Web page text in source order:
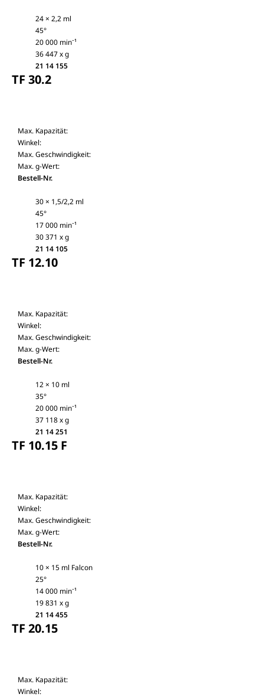
24 × 2,2 ml
45°
20 000 min⁻¹
36 447 x g
21 14 155
TF 30.2
Max. Kapazität:
Winkel:
Max. Geschwindigkeit:
Max. g-Wert:
Bestell-Nr.
30 × 1,5/2,2 ml
45°
17 000 min⁻¹
30 371 x g
21 14 105
TF 12.10
Max. Kapazität:
Winkel:
Max. Geschwindigkeit:
Max. g-Wert:
Bestell-Nr.
12 × 10 ml
35°
20 000 min⁻¹
37 118 x g
21 14 251
TF 10.15 F
Max. Kapazität:
Winkel:
Max. Geschwindigkeit:
Max. g-Wert:
Bestell-Nr.
10 × 15 ml Falcon
25°
14 000 min⁻¹
19 831 x g
21 14 455
TF 20.15
Max. Kapazität:
Winkel: